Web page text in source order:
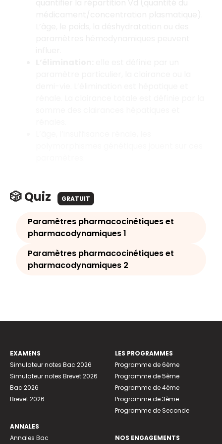
🎲 Quiz GRATUIT
Paramètres pharmacocinétiques et
pharmacodynamiques 1
Paramètres pharmacocinétiques et
pharmacodynamiques 2
EXAMENS
Simulateur notes Bac 2026
Simulateur notes Brevet 2026
Bac 2026
Brevet 2026
ANNALES
Annales Bac
LES PROGRAMMES
Programme de 6ème
Programme de 5ème
Programme de 4ème
Programme de 3ème
Programme de Seconde
NOS ENGAGEMENTS